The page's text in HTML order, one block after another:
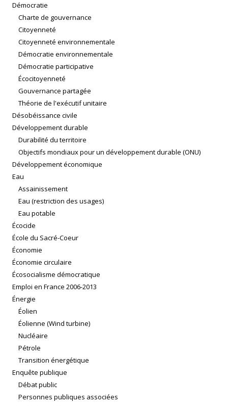
Démocratie
Charte de gouvernance
Citoyenneté
Citoyenneté environnementale
Démocratie environnementale
Démocratie participative
Écocitoyenneté
Gouvernance partagée
Théorie de l'exécutif unitaire
Désobéissance civile
Développement durable
Durabilité du territoire
Objectifs mondiaux pour un développement durable (ONU)
Développement économique
Eau
Assainissement
Eau (restriction des usages)
Eau potable
Écocide
École du Sacré-Coeur
Économie
Économie circulaire
Écosocialisme démocratique
Emploi en France 2006-2013
Énergie
Éolien
Éolienne (Wind turbine)
Nucléaire
Pétrole
Transition énergétique
Enquête publique
Débat public
Personnes publiques associées